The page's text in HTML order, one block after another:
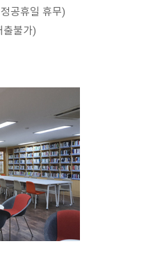
공휴일 휴무)
출불가)